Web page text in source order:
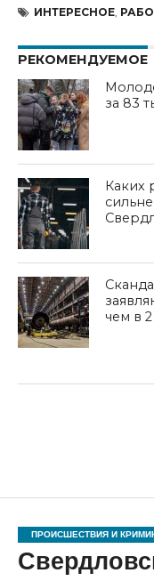
ИНТЕРЕСНОЕ,
РЕКОМЕНДУЕМОЕ
за 83
Каких
чем в
ПРОИСШЕСТВИЯ И